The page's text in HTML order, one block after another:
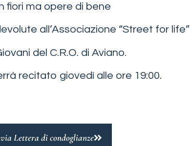
fiori ma opere di bene
all’Associazione “Street for life”
del C.R.O. di Aviano.
recitato giovedì alle ore 19:00.
Lettera di condoglianze